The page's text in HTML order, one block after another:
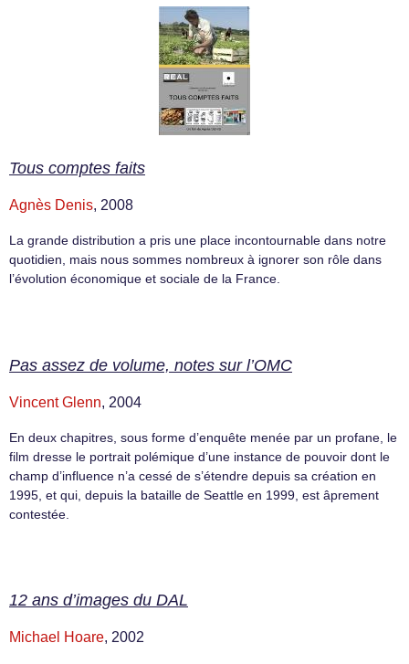
Tous comptes faits
Agnès Denis, 2008
La grande distribution a pris une place incontournable dans notre
quotidien, mais nous sommes nombreux à ignorer son rôle dans
l’évolution économique et sociale de la France.
Pas assez de volume, notes sur l’OMC
Vincent Glenn, 2004
En deux chapitres, sous forme d’enquête menée par un profane, le
film dresse le portrait polémique d’une instance de pouvoir dont le
champ d’influence n’a cessé de s’étendre depuis sa création en
1995, et qui, depuis la bataille de Seattle en 1999, est âprement
contestée.
12 ans d’images du DAL
Michael Hoare, 2002